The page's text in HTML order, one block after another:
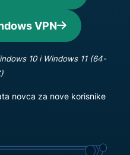
VPN
10 i Windows 11 (64-
novca za nove korisnike